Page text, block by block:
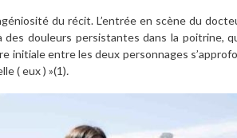
du récit. L’entrée en scène du
des douleurs persistantes dans la poitrine,
initiale entre les deux personnages
( eux ) »(1).